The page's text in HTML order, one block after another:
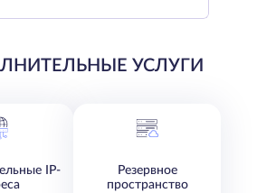
УСЛУГИ
IP-
Резервное
пространство